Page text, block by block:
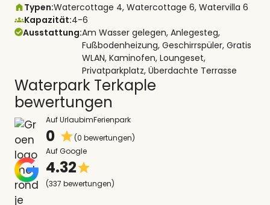
Typen:Watercottage 4, Watercottage 6, Watervilla 6
Kapazität:4-6
Ausstattung:Am Wasser gelegen, Anlegesteg,
Fußbodenheizung, Geschirrspüler, Gratis
WLAN, Kaminofen, Loungeset,
Privatparkplatz, Überdachte Terrasse
Waterpark Terkaple
bewertungen
Auf UrlaubimFerienpark
0
(0 bewertungen)
Auf Google
4.32
(337 bewertungen)